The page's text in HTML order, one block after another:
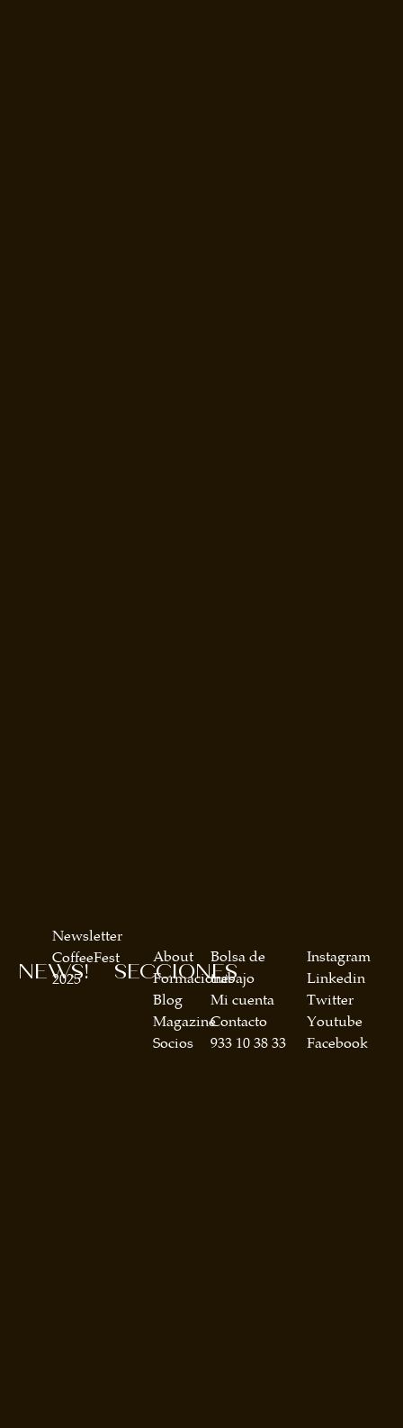
SECCIONES
About
Formaciones
Blog
Magazine
Socios
Bolsa de
trabajo
Mi cuenta
Contacto
933 10 38 33
NEWS!
Newsletter
CoffeeFest
2025
Instagram
Linkedin
Twitter
Youtube
Facebook